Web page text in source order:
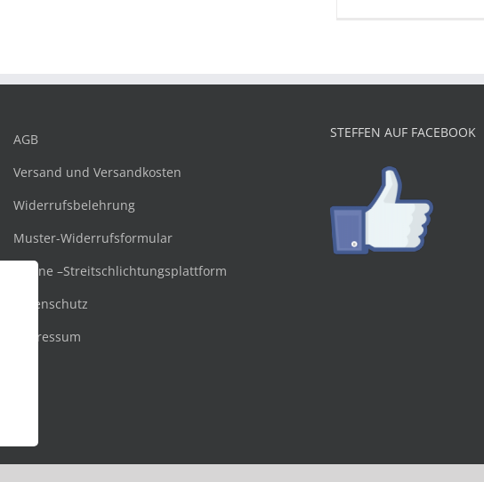
AGB
Versand und Versandkosten
Widerrufsbelehrung
Muster-Widerrufsformular
Online –Streitschlichtungsplattform
Datenschutz
Impressum
STEFFEN AUF FACEBOOK